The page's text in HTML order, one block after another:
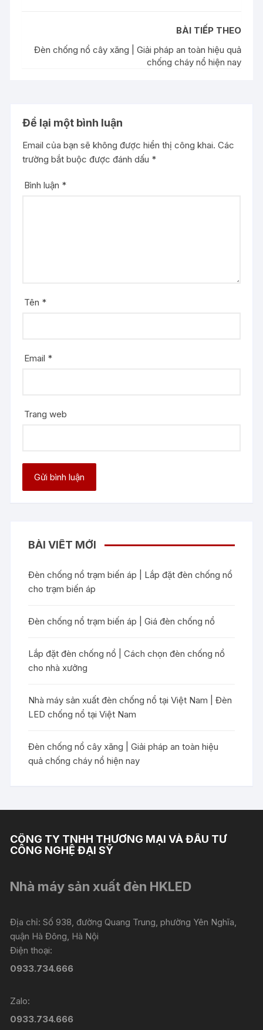
BÀI TIẾP THEO
Đèn chống nổ cây xăng | Giải pháp an toàn hiệu quả
chống cháy nổ hiện nay
Để lại một bình luận
Email của bạn sẽ không được hiển thị công khai. Các
trường bắt buộc được đánh dấu *
Bình luận *
Tên *
Email *
Trang web
BÀI VIẾT MỚI
Đèn chống nổ trạm biến áp | Lắp đặt đèn chống nổ
cho trạm biến áp
Đèn chống nổ trạm biến áp | Giá đèn chống nổ
Lắp đặt đèn chống nổ | Cách chọn đèn chống nổ
cho nhà xưởng
Nhà máy sản xuất đèn chống nổ tại Việt Nam | Đèn
LED chống nổ tại Việt Nam
Đèn chống nổ cây xăng | Giải pháp an toàn hiệu
quả chống cháy nổ hiện nay
CÔNG TY TNHH THƯƠNG MẠI VÀ ĐẦU TƯ
CÔNG NGHỆ ĐẠI SỸ
Nhà máy sản xuất đèn HKLED
Địa chỉ: Số 938, đường Quang Trung, phường Yên Nghĩa,
quận Hà Đông, Hà Nội
Điện thoại:
0933.734.666
Zalo:
0933.734.666